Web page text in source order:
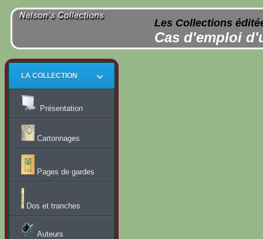
Les Collections
Cas d'emploi
LA COLLECTION
Présentation
Cartonnages
Pages de gardes
Dos et tranches
Auteurs